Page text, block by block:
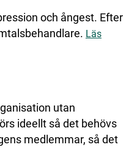
och ångest. Efter
Läs
utan
ideellt så det behövs
medlemmar, så det